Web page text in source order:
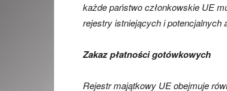
każde państwo członkowskie UE
rejestry istniejących i potencjalnych
Zakaz płatności gotówkowych
Rejestr majątkowy UE obejmuje